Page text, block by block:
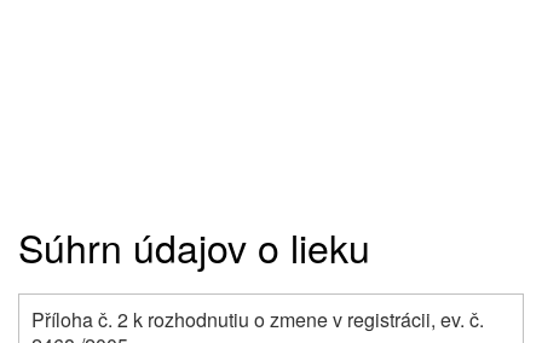
Súhrn údajov o lieku
Příloha č. 2 k rozhodnutiu o zmene v registrácii, ev. č.